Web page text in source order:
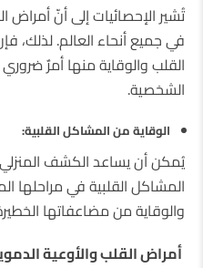
تُشير الإحصائيات إلى أنّ
في جميع أنحاء العالم. لذلك،
القلب والوقاية منها أمرٌ
الشخصية.
الوقاية من المشاكل القلبية:
يُمكن أن يساعد الكشف
المشاكل القلبية في مراحلها
والوقاية من مضاعفاتها
أمراض القلب والأوعية